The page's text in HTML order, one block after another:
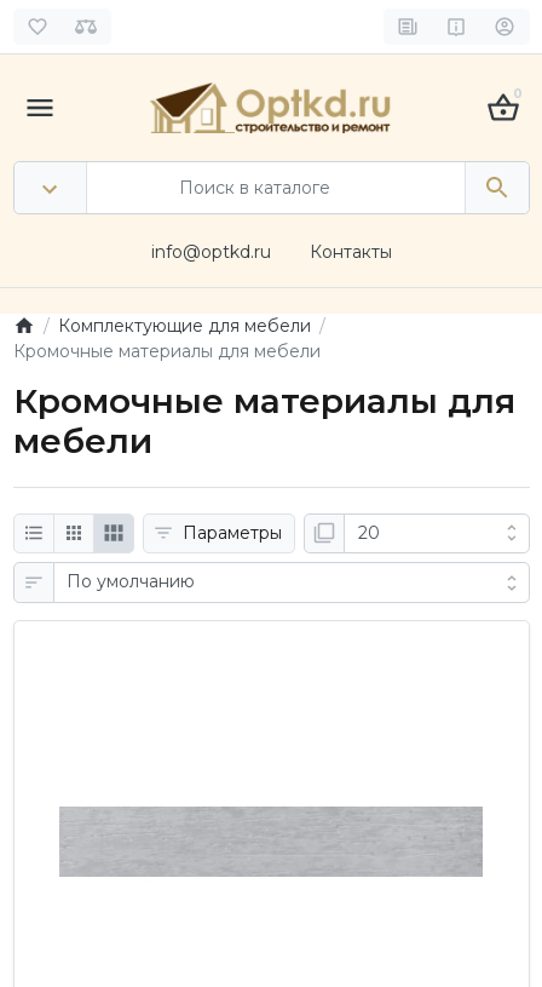
0
info@optkd.ru Контакты
Комплектующие для мебели
Кромочные материалы для мебели
Кромочные материалы для
мебели
Параметры